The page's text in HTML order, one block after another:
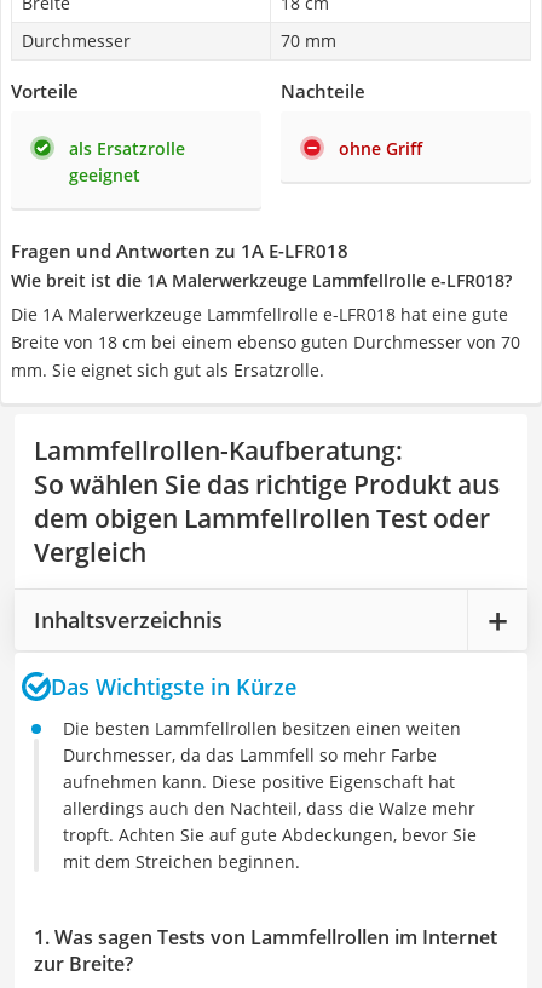
Durchmesser
70 mm
Vorteile
als Ersatzrolle
geeignet
Nachteile
ohne Griff
Fragen und Antworten zu 1A E-LFR018
Wie breit ist die ‎‎1A Malerwerkzeuge Lammfellrolle e-LFR018?
Die 1A Malerwerkzeuge Lammfellrolle e-LFR018 hat eine gute
Breite von 18 cm bei einem ebenso guten Durchmesser von 70
mm. Sie eignet sich gut als Ersatzrolle.
Lammfellrollen-Kaufberatung:
So wählen Sie das richtige Produkt aus
dem obigen Lammfellrollen Test oder
Vergleich
Inhaltsverzeichnis
Das Wichtigste in Kürze
Die besten Lammfellrollen besitzen einen weiten
Durchmesser, da das Lammfell so mehr Farbe
aufnehmen kann. Diese positive Eigenschaft hat
allerdings auch den Nachteil, dass die Walze mehr
tropft. Achten Sie auf gute Abdeckungen, bevor Sie
mit dem Streichen beginnen.
1. Was sagen Tests von Lammfellrollen im Internet
zur Breite?